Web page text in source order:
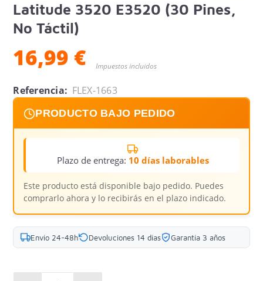
Latitude 3520 E3520 (30 Pines,
No Táctil)
16,99 € Impuestos incluidos
Referencia: FLEX-1663
PRODUCTO BAJO PEDIDO
Plazo de entrega: 10 días laborables
Este producto está disponible bajo pedido. Puedes
comprarlo ahora y lo recibirás en el plazo indicado.
Envío 24-48h Devoluciones 14 días Garantía 3 años